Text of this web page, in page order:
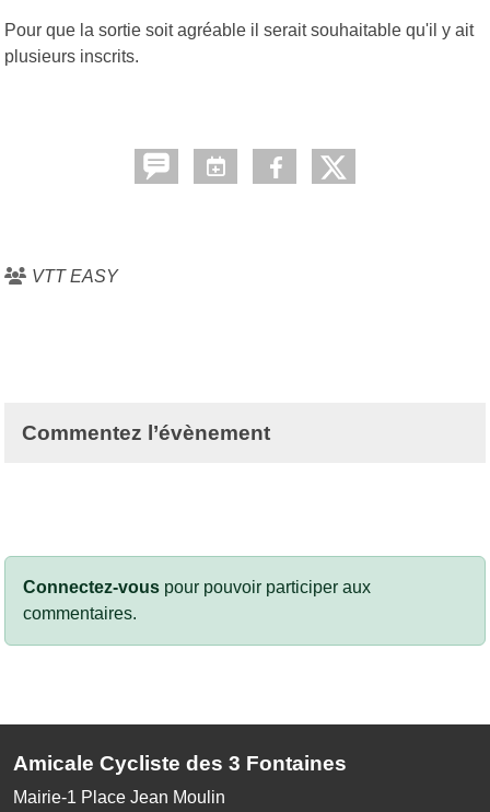
Pour que la sortie soit agréable il serait souhaitable qu'il y ait
plusieurs inscrits.
VTT EASY
Commentez l’évènement
Connectez-vous pour pouvoir participer aux
commentaires.
Amicale Cycliste des 3 Fontaines
Mairie-1 Place Jean Moulin